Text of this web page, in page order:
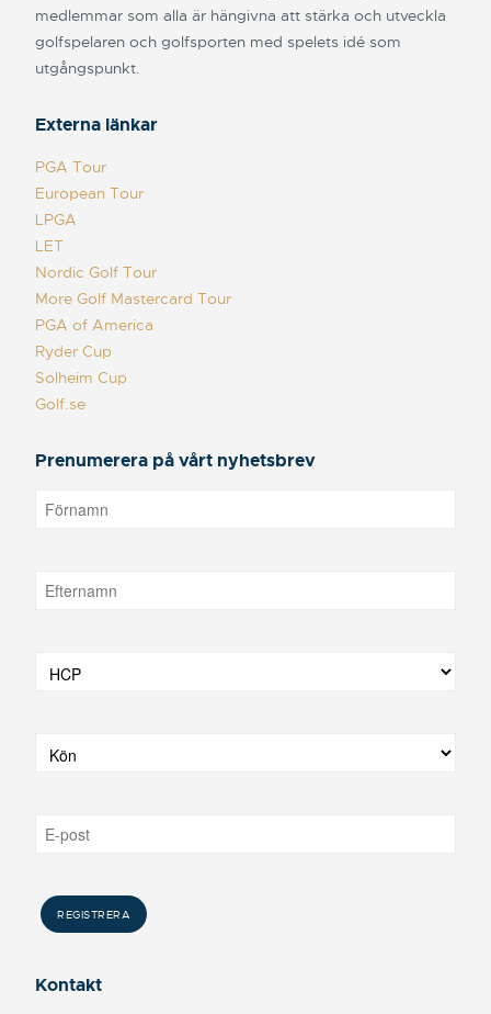
medlemmar som alla är hängivna att stärka och utveckla
golfspelaren och golfsporten med spelets idé som
utgångspunkt.
Externa länkar
PGA Tour
European Tour
LPGA
LET
Nordic Golf Tour
More Golf Mastercard Tour
PGA of America
Ryder Cup
Solheim Cup
Golf.se
Prenumerera på vårt nyhetsbrev
Kontakt